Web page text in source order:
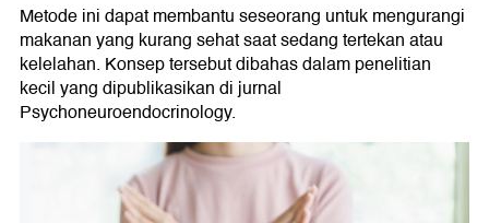
Metode ini dapat membantu seseorang untuk mengurangi
makanan yang kurang sehat saat sedang tertekan atau
kelelahan. Konsep tersebut dibahas dalam penelitian
kecil yang dipublikasikan di jurnal
Psychoneuroendocrinology.